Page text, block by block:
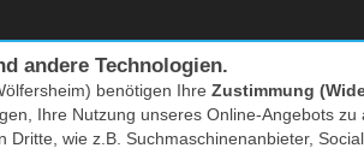
andere Technologien.
benötigen Ihre Zustimmung
Ihre Nutzung unseres Online-Angebots
Dritte, wie z.B. Suchmaschinenanbieter,